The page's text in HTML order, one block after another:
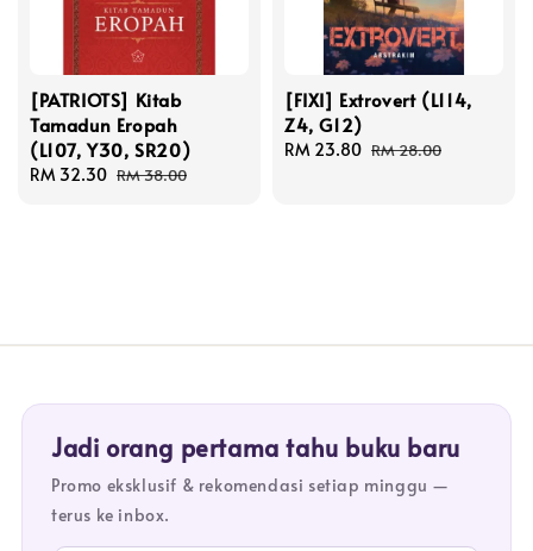
[PATRIOTS] Kitab
Tamadun Eropah
(L107, Y30, SR20)
Sale
RM 32.30 Regular
RM 38.00
[FIXI] Extrovert (L114,
Z4, G12)
Sale
RM 23.80 Regular
RM 28.00
Jadi orang pertama tahu buku baru
Promo eksklusif & rekomendasi setiap minggu —
terus ke inbox.